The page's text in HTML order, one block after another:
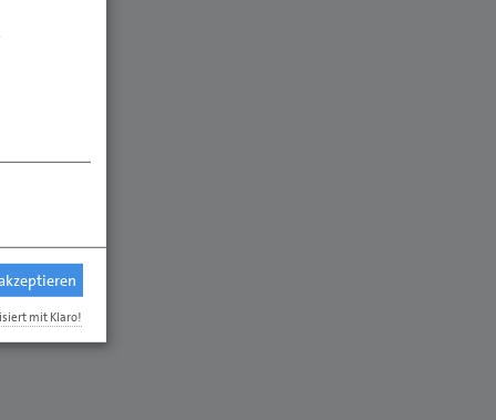
mit Klaro!